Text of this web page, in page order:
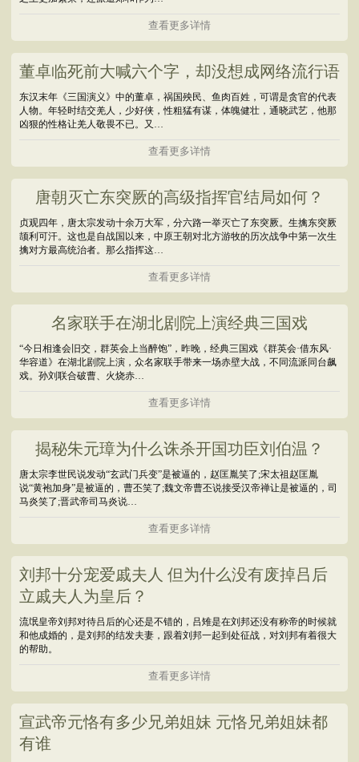
查看更多详情
董卓临死前大喊六个字，却没想成网络流行语
东汉末年《三国演义》中的董卓，祸国殃民、鱼肉百姓，可谓是贪官的代表
人物。年轻时结交羌人，少好侠，性粗猛有谋，体魄健壮，通晓武艺，他那
凶狠的性格让羌人敬畏不已。又…
查看更多详情
唐朝灭亡东突厥的高级指挥官结局如何？
贞观四年，唐太宗发动十余万大军，分六路一举灭亡了东突厥。生擒东突厥
颉利可汗。这也是自战国以来，中原王朝对北方游牧的历次战争中第一次生
擒对方最高统治者。那么指挥这…
查看更多详情
名家联手在湖北剧院上演经典三国戏
“今日相逢会旧交，群英会上当醉饱”，昨晚，经典三国戏《群英会·借东风·
华容道》在湖北剧院上演，众名家联手带来一场赤壁大战，不同流派同台飙
戏。孙刘联合破曹、火烧赤…
查看更多详情
揭秘朱元璋为什么诛杀开国功臣刘伯温？
唐太宗李世民说发动“玄武门兵变”是被逼的，赵匡胤笑了;宋太祖赵匡胤
说“黄袍加身”是被逼的，曹丕笑了;魏文帝曹丕说接受汉帝禅让是被逼的，司
马炎笑了;晋武帝司马炎说…
查看更多详情
刘邦十分宠爱戚夫人 但为什么没有废掉吕后
立戚夫人为皇后？
流氓皇帝刘邦对待吕后的心还是不错的，吕雉是在刘邦还没有称帝的时候就
和他成婚的，是刘邦的结发夫妻，跟着刘邦一起到处征战，对刘邦有着很大
的帮助。
查看更多详情
宣武帝元恪有多少兄弟姐妹 元恪兄弟姐妹都
有谁